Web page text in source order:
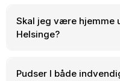
Skal jeg være hjemme
Helsinge?
Pudser I både